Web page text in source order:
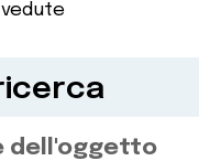
vedute
dell'oggetto